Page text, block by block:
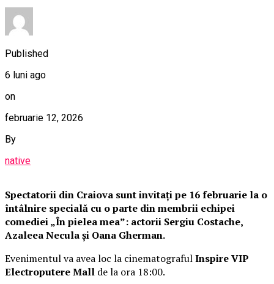
Published
6 luni ago
on
februarie 12, 2026
By
native
Spectatorii din Craiova sunt invitați pe 16 februarie la o
întâlnire specială cu o parte din membrii echipei
comediei „În pielea mea”: actorii Sergiu Costache,
Azaleea Necula și Oana Gherman.
Evenimentul va avea loc la cinematografulInspire VIP
Electroputere Mall de la ora 18:00.